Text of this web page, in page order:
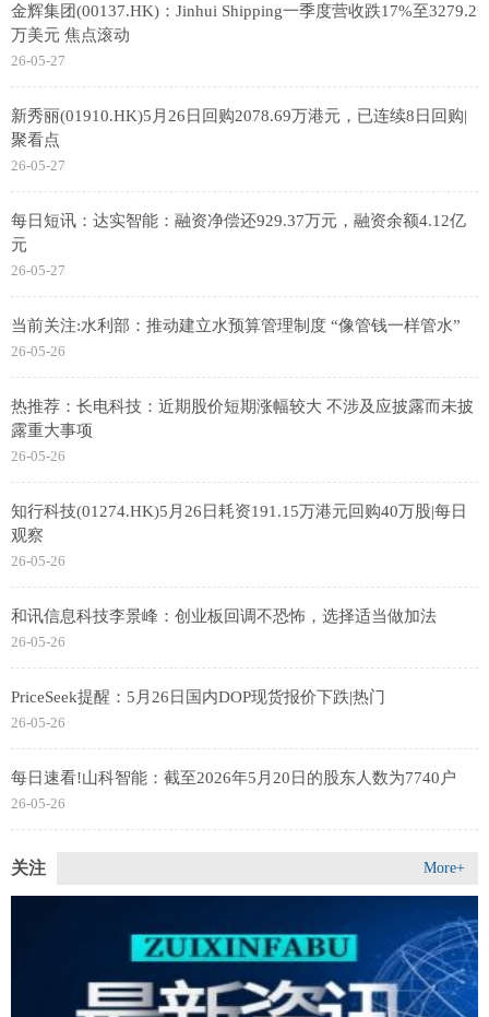
金辉集团(00137.HK)：Jinhui Shipping一季度营收跌17%至3279.2
万美元 焦点滚动
26-05-27
新秀丽(01910.HK)5月26日回购2078.69万港元，已连续8日回购|
聚看点
26-05-27
每日短讯：达实智能：融资净偿还929.37万元，融资余额4.12亿
元
26-05-27
当前关注:水利部：推动建立水预算管理制度 “像管钱一样管水”
26-05-26
热推荐：长电科技：近期股价短期涨幅较大 不涉及应披露而未披
露重大事项
26-05-26
知行科技(01274.HK)5月26日耗资191.15万港元回购40万股|每日
观察
26-05-26
和讯信息科技李景峰：创业板回调不恐怖，选择适当做加法
26-05-26
PriceSeek提醒：5月26日国内DOP现货报价下跌|热门
26-05-26
每日速看!山科智能：截至2026年5月20日的股东人数为7740户
26-05-26
关注 More+